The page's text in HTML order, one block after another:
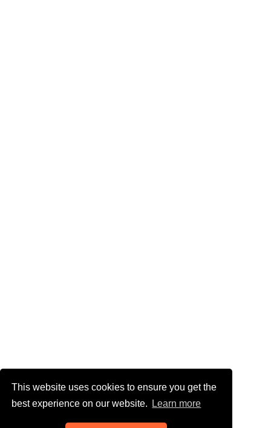
This website uses cookies to ensure you get the
best experience on our website.
Learn more